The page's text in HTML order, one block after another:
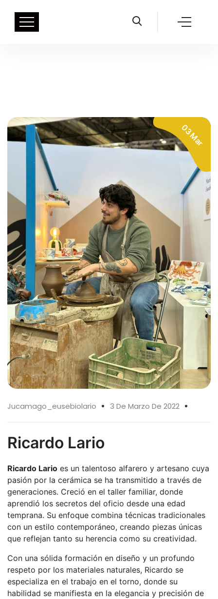
03 Mar
Jucamago_eusebiolario 3 De Marzo De 2022
Ricardo Lario
Ricardo Lario es un talentoso alfarero y artesano cuya
pasión por la cerámica se ha transmitido a través de
generaciones. Creció en el taller familiar, donde
aprendió los secretos del oficio desde una edad
temprana. Su enfoque combina técnicas tradicionales
con un estilo contemporáneo, creando piezas únicas
que reflejan tanto su herencia como su creatividad.
Con una sólida formación en diseño y un profundo
respeto por los materiales naturales, Ricardo se
especializa en el trabajo en el torno, donde su
habilidad se manifiesta en la elegancia y precisión de